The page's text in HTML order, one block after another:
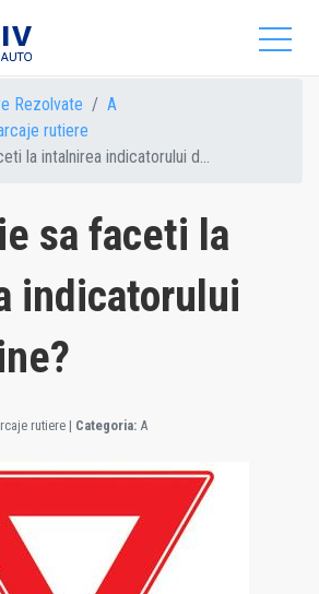
Rezolvate
A
rutiere
la intalnirea indicatorului d...
sa faceti la
indicatorului
rutiere | Categoria: A